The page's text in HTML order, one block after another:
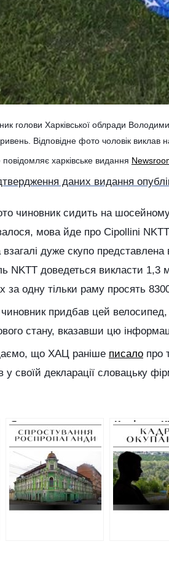
голови Харківської облради
Відповідне фото чоловік виклав
харківське видання
даних видання
чиновник сидить на шосейному
мова йде про Сipollini
дуже скупо представлена
NKTT доведеться викласти 1,3
за одну тільки раму просять
придбав цей велосипед,
стану, вказавши цю
що ХАЦ раніше писало про
у своїй декларації словацьку
Як пропаганда
використала
дописи про стан
“зеленого
будинку” на
Полтавському
шляху для
Керівник
Станиці
Луганській
отримав
вирок за
співпрацю